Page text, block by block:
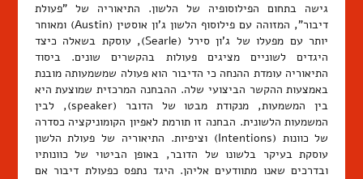
גישה בתחום הפילוסופיה של הלשון. התיאוריה של "פעולת
דיבור", המזוהה עם פילוסוף הלשון ג'ון אוסטין (Austin) ומאוחר
יותר עם מפעלו של ג'ון סירל (Searle), עוסקת בשאלה כיצד
היגדים לשוניים מציגים פעולות בהקשרים שונים. ביסוד
התיאוריה עומדת ההנחה כי הדיבור הוא פעולה שמשמעותה מובנת
באמצעות ההקשר הביצועי שלה. ההבחנה המרכזית שמוצעת היא
בין המשמעות, מנקודת מבטו של הדובר (speaker), לבין
המשמעות הלשונית. הבחנה זו תורמת לאפיון הקומוניקציה כסדרה
של כוונות (Intentions) וציפיות. התיאוריה של פעולת הלשון
עוסקת בעיקר בלשונו של הדובר, באופן הביטוי של כוונותיו
ובדרכים שאנו מתוודעים אליהן. היגד נתפס כפעולת דיבור אם